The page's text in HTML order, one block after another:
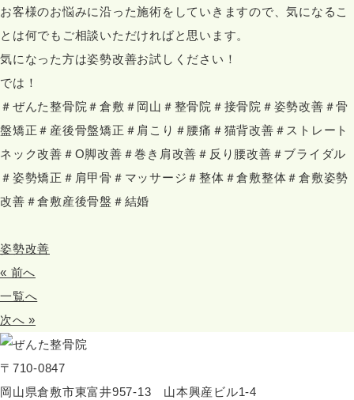
お客様のお悩みに沿った施術をしていきますので、気になるこ
とは何でもご相談いただければと思います。
気になった方は姿勢改善お試しください！
では！
＃ぜんた整骨院＃倉敷＃岡山＃整骨院＃接骨院＃姿勢改善＃骨
盤矯正＃産後骨盤矯正＃肩こり＃腰痛＃猫背改善＃ストレート
ネック改善＃O脚改善＃巻き肩改善＃反り腰改善＃ブライダル
＃姿勢矯正＃肩甲骨＃マッサージ＃整体＃倉敷整体＃倉敷姿勢
改善＃倉敷産後骨盤＃結婚
姿勢改善
« 前へ
一覧へ
次へ »
〒710-0847
岡山県倉敷市東富井957-13 山本興産ビル1-4